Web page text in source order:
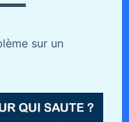
sur un